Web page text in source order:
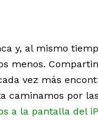
y, al mismo
menos.
vez más
caminamos por
a la pantalla del